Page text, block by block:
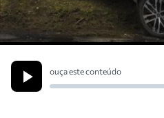
ouça este conteúdo